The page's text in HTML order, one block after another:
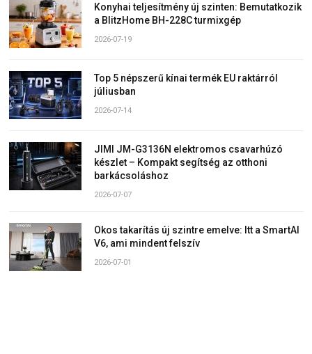
Konyhai teljesítmény új szinten: Bemutatkozik
a BlitzHome BH-228C turmixgép
2026-07-19
Top 5 népszerű kínai termék EU raktárról
júliusban
2026-07-14
JIMI JM-G3136N elektromos csavarhúzó
készlet – Kompakt segítség az otthoni
barkácsoláshoz
2026-07-07
Okos takarítás új szintre emelve: Itt a SmartAI
V6, ami mindent felszív
2026-07-01